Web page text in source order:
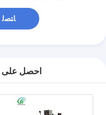
ﺎﺘﺼﻟ
احصل